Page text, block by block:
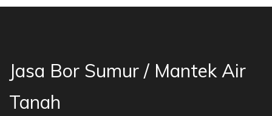
Jasa Bor Sumur / Mantek Air
Tanah